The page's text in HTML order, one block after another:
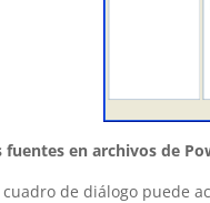
fuentes en archivos de
cuadro de diálogo puede